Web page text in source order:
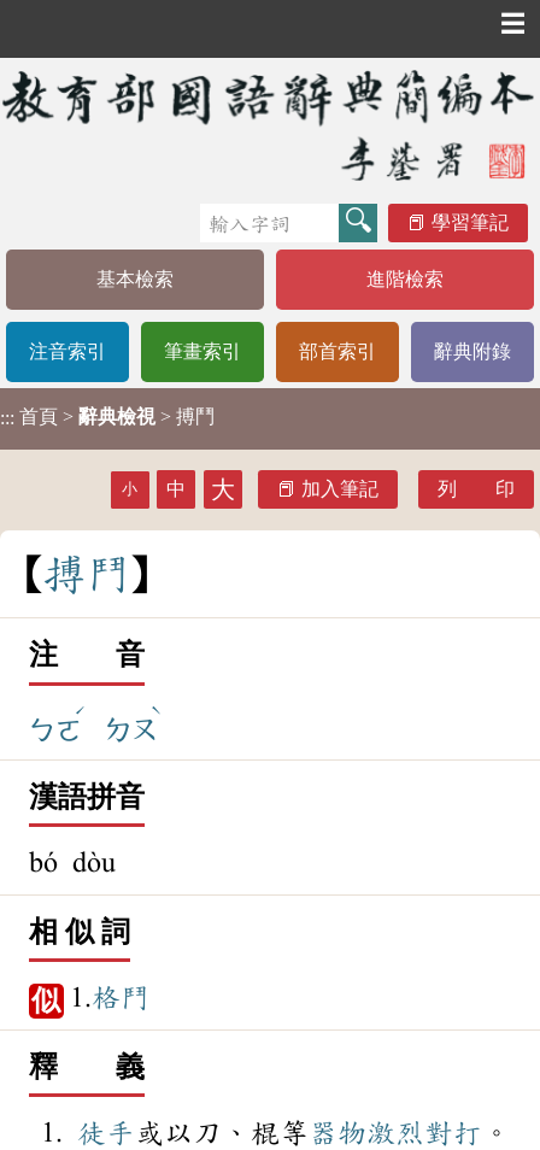
☰
學習筆記
基本檢索 進階檢索
注音索引 筆畫索引 部首索引 辭典附錄
::: 首頁 > 辭典檢視 > 搏鬥
小 中 大 加入筆記 列 印
搏鬥
注 音
ㄅㄛ
ˊ
ㄉㄡ
ˋ
漢語拼音
bó dòu
相 似 詞
似 1.格鬥
釋 義
徒手 或以刀、棍等 器物激烈 對打 。